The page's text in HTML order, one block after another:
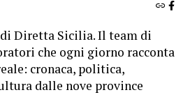
Diretta Sicilia. Il team di
che ogni giorno racconta
cronaca, politica,
dalle nove province